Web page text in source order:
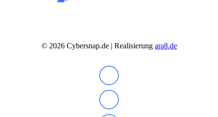
© 2026Cybersnap.de | Realisierung ara8.de